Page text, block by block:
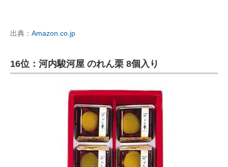
出典： Amazon.co.jp
16位：河内駿河屋 のれん栗 8個入り